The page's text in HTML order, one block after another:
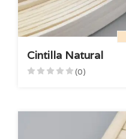
Cintilla Natural
(0)